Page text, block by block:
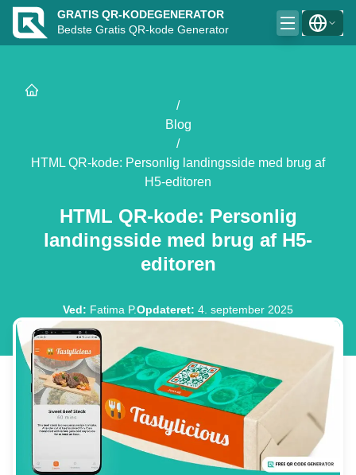
GRATIS QR-KODEGENERATOR
Bedste Gratis QR-kode Generator
/
Blog
/
HTML QR-kode: Personlig landingsside med brug af
H5-editoren
HTML QR-kode: Personlig
landingsside med brug af H5-
editoren
Ved: Fatima P.Opdateret: 4. september 2025